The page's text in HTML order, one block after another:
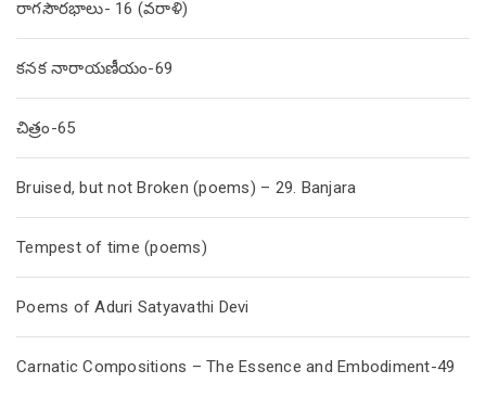
రాగసౌరభాలు- 16 (వరాళి)
కనక నారాయణీయం-69
చిత్రం-65
Bruised, but not Broken (poems) – 29. Banjara
Tempest of time (poems)
Poems of Aduri Satyavathi Devi
Carnatic Compositions – The Essence and Embodiment-49